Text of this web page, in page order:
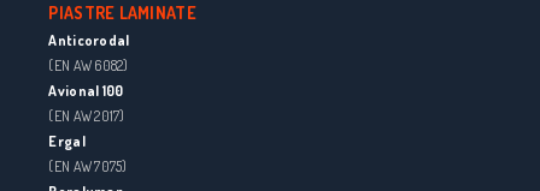
PIASTRE LAMINATE
Anticorodal
(EN AW 6082)
Avional 100
(EN AW 2017)
Ergal
(EN AW 7075)